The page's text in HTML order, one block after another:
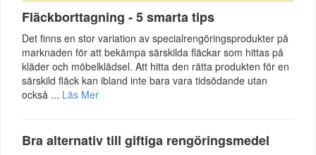
Fläckborttagning - 5 smarta tips
Det finns en stor variation av specialrengöringsprodukter på
marknaden för att bekämpa särskilda fläckar som hittas på
kläder och möbelklädsel. Att hitta den rätta produkten för en
särskild fläck kan ibland inte bara vara tidsödande utan
också ... Läs Mer
Bra alternativ till giftiga rengöringsmedel